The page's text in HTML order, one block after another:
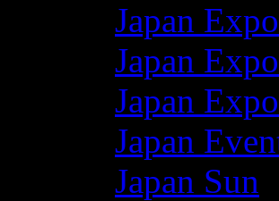
Japan
Japan
Japan
Japan
Japan Sun